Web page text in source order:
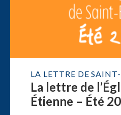
LA LETTRE DE
La lettre de
Étienne – Été